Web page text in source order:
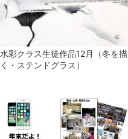
水彩クラス生徒作品12月（冬を描
く・ステンドグラス）